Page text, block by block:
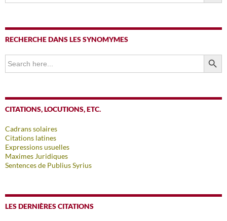
RECHERCHE DANS LES SYNOMYMES
Search
for:
SEARCH
CITATIONS, LOCUTIONS, ETC.
Cadrans solaires
Citations latines
Expressions usuelles
Maximes Juridiques
Sentences de Publius Syrius
LES DERNIÈRES CITATIONS